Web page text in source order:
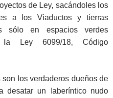
de Ley, sacándoles los
a los Viaductos y tierras
sólo en espacios verdes
la Ley 6099/18, Código
los verdaderos dueños de
desatar un laberíntico nudo